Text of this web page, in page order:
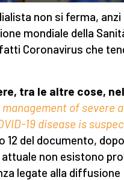
non si ferma, anzi
mondiale della
Coronavirus che
tra le altre cose,
management of severe
19 disease is
12 del documento,
non esistono
legate alla diffusione